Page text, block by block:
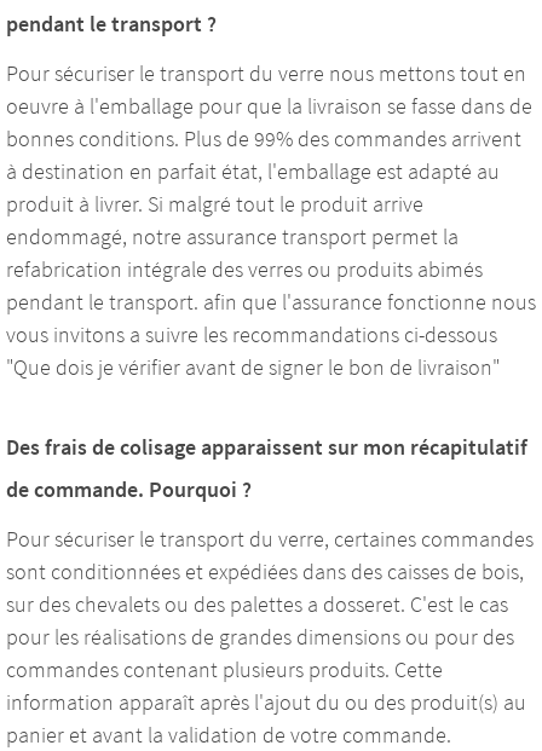
pendant le transport ?
Pour sécuriser le transport du verre nous mettons tout en
oeuvre à l'emballage pour que la livraison se fasse dans de
bonnes conditions. Plus de 99% des commandes arrivent
à destination en parfait état, l'emballage est adapté au
produit à livrer. Si malgré tout le produit arrive
endommagé, notre assurance transport permet la
refabrication intégrale des verres ou produits abimés
pendant le transport. afin que l'assurance fonctionne nous
vous invitons a suivre les recommandations ci-dessous
"Que dois je vérifier avant de signer le bon de livraison"
Des frais de colisage apparaissent sur mon récapitulatif
de commande. Pourquoi ?
Pour sécuriser le transport du verre, certaines commandes
sont conditionnées et expédiées dans des caisses de bois,
sur des chevalets ou des palettes a dosseret. C'est le cas
pour les réalisations de grandes dimensions ou pour des
commandes contenant plusieurs produits. Cette
information apparaît après l'ajout du ou des produit(s) au
panier et avant la validation de votre commande.